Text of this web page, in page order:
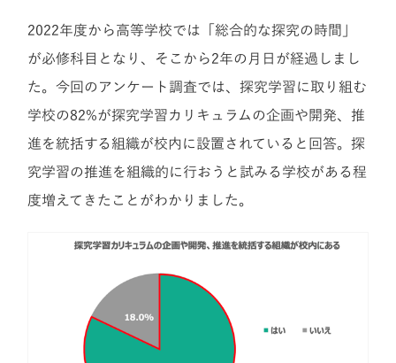
2022年度から高等学校では「総合的な探究の時間」
が必修科目となり、そこから2年の月日が経過しまし
た。今回のアンケート調査では、探究学習に取り組む
学校の82%が探究学習カリキュラムの企画や開発、推
進を統括する組織が校内に設置されていると回答。探
究学習の推進を組織的に行おうと試みる学校がある程
度増えてきたことがわかりました。